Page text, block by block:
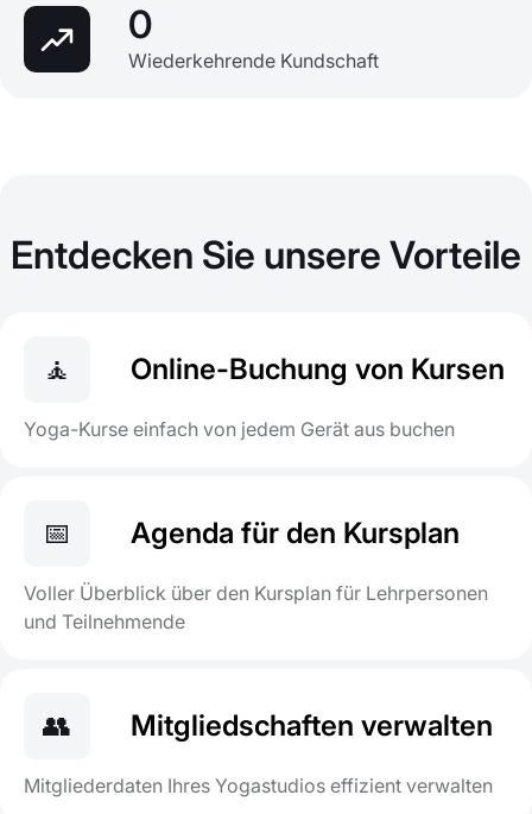
0
Wiederkehrende Kundschaft
Entdecken Sie unsere Vorteile
🧘 Online-Buchung von Kursen
Yoga-Kurse einfach von jedem Gerät aus buchen
📅 Agenda für den Kursplan
Voller Überblick über den Kursplan für Lehrpersonen
und Teilnehmende
👥 Mitgliedschaften verwalten
Mitgliederdaten Ihres Yogastudios effizient verwalten